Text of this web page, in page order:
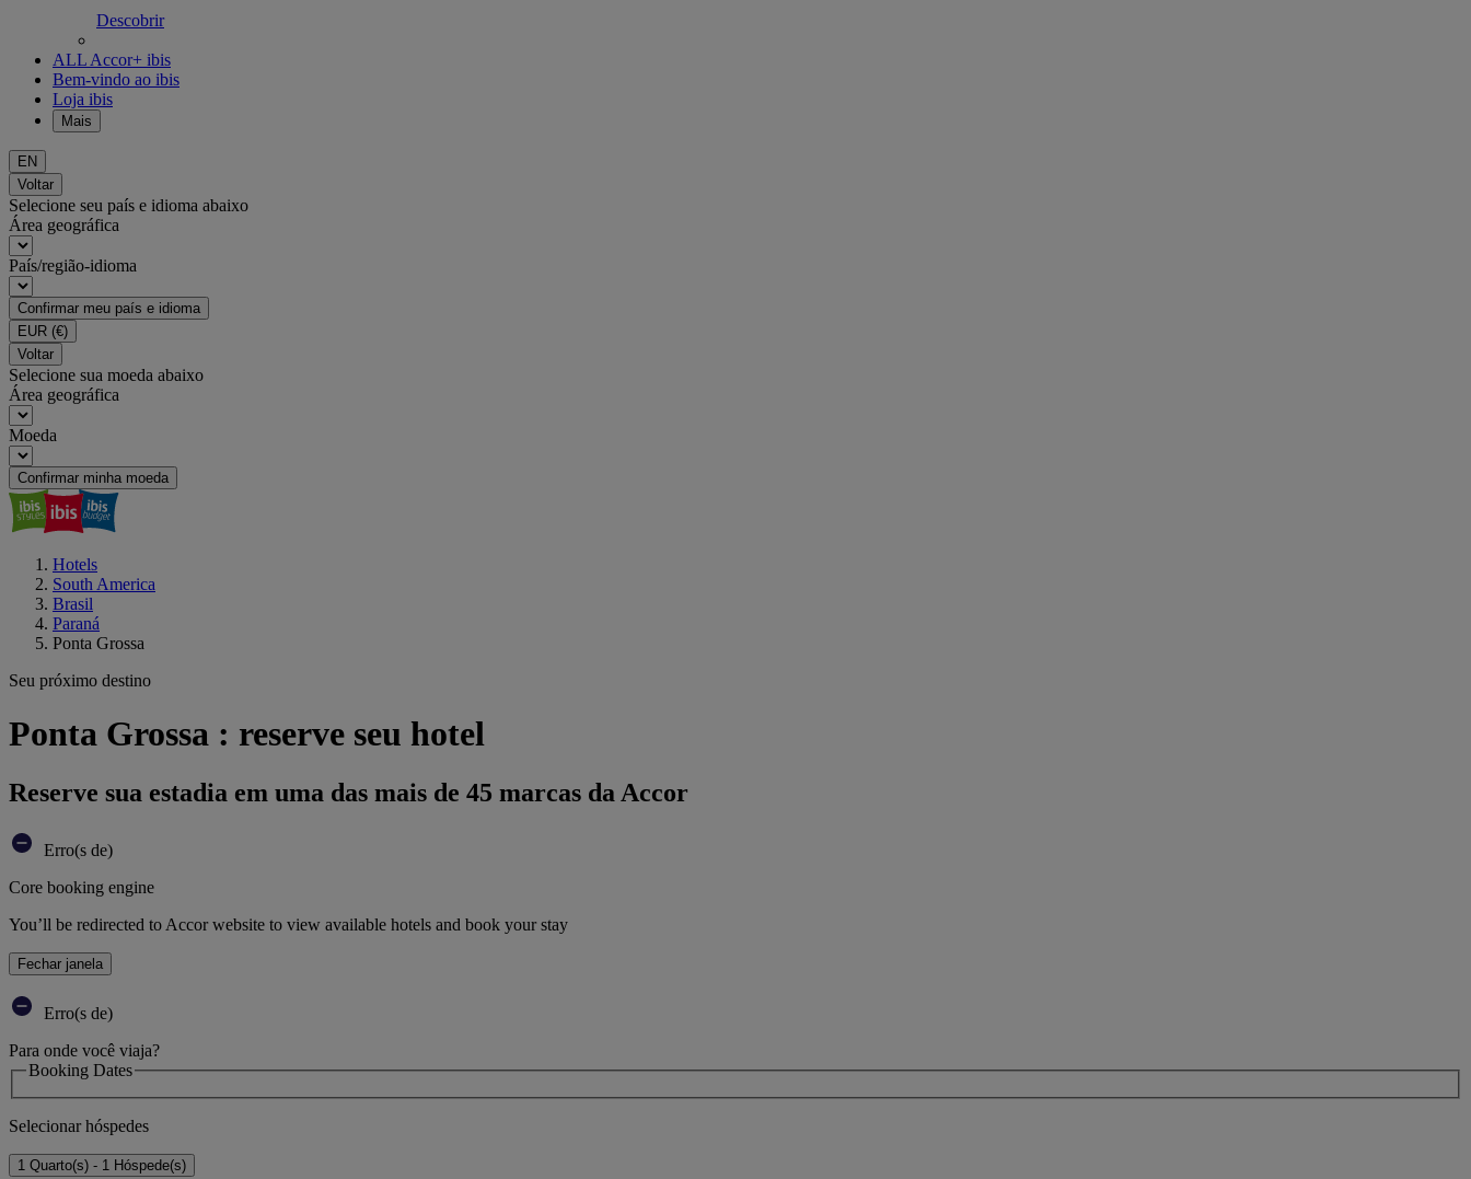
Descobrir
ALL Accor+ ibis
Bem-vindo ao ibis
Loja ibis
Mais
EN
Voltar
Selecione seu país e idioma abaixo
Área geográfica
País/região-idioma
Confirmar meu país e idioma
EUR (€)
Voltar
Selecione sua moeda abaixo
Área geográfica
Moeda
Confirmar minha moeda
Hotels
South America
Brasil
Paraná
Ponta Grossa
Seu próximo destino
Ponta Grossa : reserve seu hotel
Reserve sua estadia em uma das mais de 45 marcas da Accor
Erro(s de)
Core booking engine
You’ll be redirected to Accor website to view available hotels and book your stay
Fechar janela
Erro(s de)
Para onde você viaja?
Booking Dates
Selecionar hóspedes
1 Quarto(s) - 1 Hóspede(s)